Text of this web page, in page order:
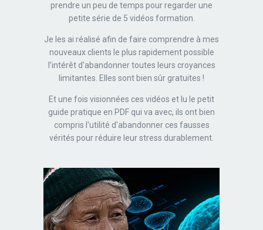
prendre un peu de temps pour regarder une
petite série de 5 vidéos formation.
Je les ai réalisé afin de faire comprendre à mes
nouveaux clients le plus rapidement possible
l’intérêt d'abandonner toutes leurs croyances
limitantes. Elles sont bien sûr gratuites !
Et une fois visionnées ces vidéos et lu le petit
guide pratique en PDF qui va avec, ils ont bien
compris l'utilité d'abandonner ces fausses
vérités pour réduire leur stress durablement.